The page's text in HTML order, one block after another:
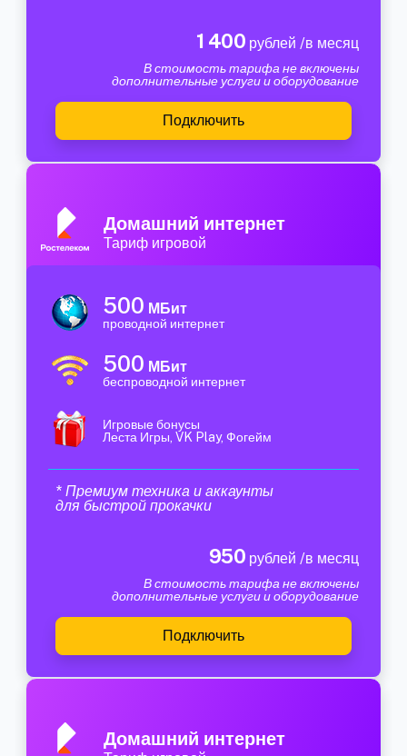
1 400 рублей /в месяц
В стоимость тарифа не включены
дополнительные услуги и оборудование
Подключить
Домашний интернет
Тариф игровой
500 МБит
проводной интернет
500 МБит
беспроводной интернет
Игровые бонусы
Леста Игры, VK Play, Фогейм
* Премиум техника и аккаунты
для быстрой прокачки
950 рублей /в месяц
В стоимость тарифа не включены
дополнительные услуги и оборудование
Подключить
Домашний интернет